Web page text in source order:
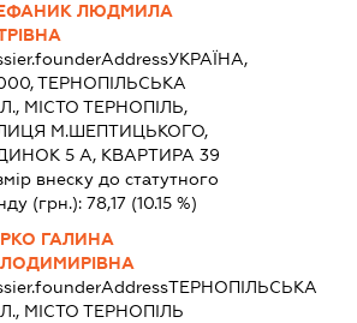
ЛЮДМИЛА
УКРАЇНА,
ТЕРНОПІЛЬСЬКА
МІСТО ТЕРНОПІЛЬ,
М.ШЕПТИЦЬКОГО,
5 А, КВАРТИРА 39
внеску до статутного
(грн.):78,17 (10.15 %)
ГАЛИНА
ТЕРНОПІЛЬСЬКА
МІСТО ТЕРНОПІЛЬ